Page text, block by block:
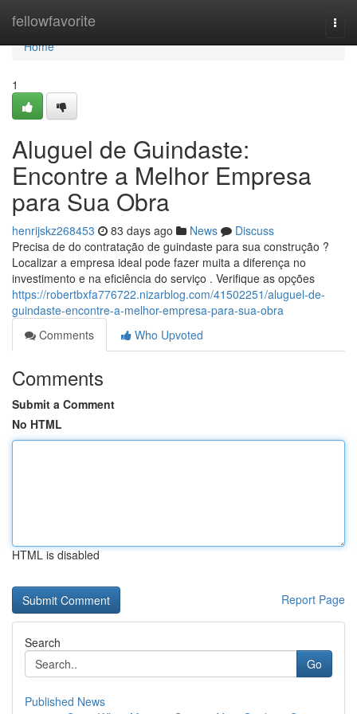
fellowfavorite
Home
Home
1
Aluguel de Guindaste:
Encontre a Melhor Empresa
para Sua Obra
henrijskz268453 83 days ago News
Discuss
Precisa de do contratação de guindaste para sua construção ?
Localizar a empresa ideal pode fazer muita a diferença no
investimento e na eficiência do serviço . Verifique as opções
https://robertbxfa776722.nizarblog.com/41502251/aluguel-de-
guindaste-encontre-a-melhor-empresa-para-sua-obra
Comments
Who Upvoted
Comments
Submit a Comment
No HTML
HTML is disabled
Report Page
Search
Go
Published News